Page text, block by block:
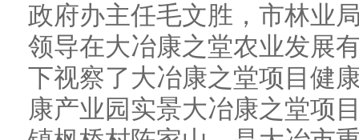
政府办主任毛文胜，市林业
领导在大冶康之堂农业发展
下视察了大冶康之堂项目健
康产业园实景大冶康之堂项